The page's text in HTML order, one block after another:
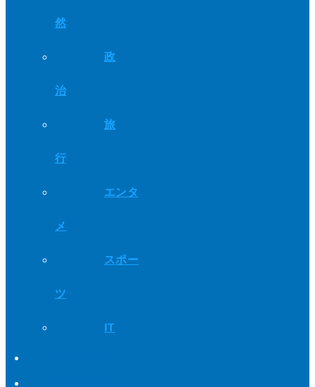
然
政
治
旅
行
エンタ
メ
スポー
ツ
IT